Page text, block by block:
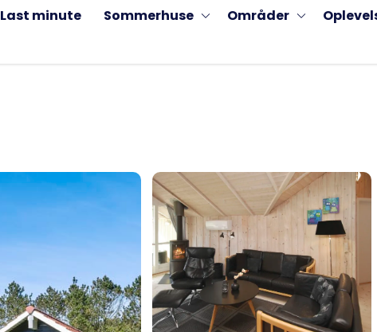
Last minute Sommerhuse Områder